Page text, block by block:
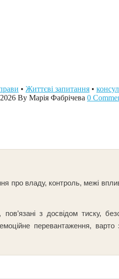
• Життєві запитання •
By Марія Фабрічева 0
про владу, контроль, межі
з досвідом тиску,
перевантаження, варто